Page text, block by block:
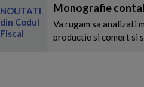
NOUTATI
din Codul
Fiscal
Monografie
Va rugam sa analizati
productie si comert si